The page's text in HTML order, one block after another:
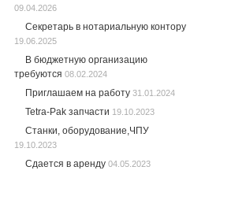
09.04.2026
Секретарь в нотариальную контору
19.06.2025
В бюджетную организацию
требуются 08.02.2024
Приглашаем на работу 31.01.2024
Tetra-Pak запчасти 19.10.2023
Станки, оборудование,ЧПУ
19.10.2023
Сдается в аренду 04.05.2023